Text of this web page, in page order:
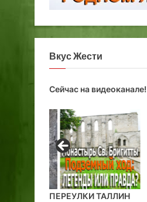
Вкус Жести
Сейчас на видеоканале!
ПЕРЕУЛКИ ТАЛЛИН